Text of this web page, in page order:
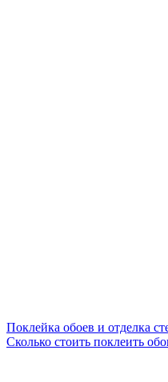
Поклейка обоев и отделка
Сколько стоить поклеить